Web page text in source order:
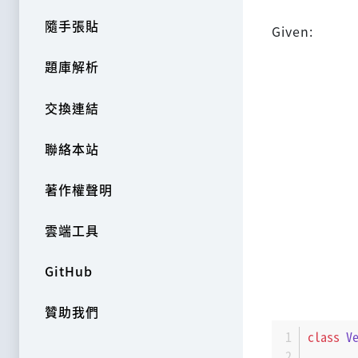
隨手張貼
題庫解析
交換連結
聯絡本站
著作權聲明
雲端工具
GitHub
贊助我們
Given:
class